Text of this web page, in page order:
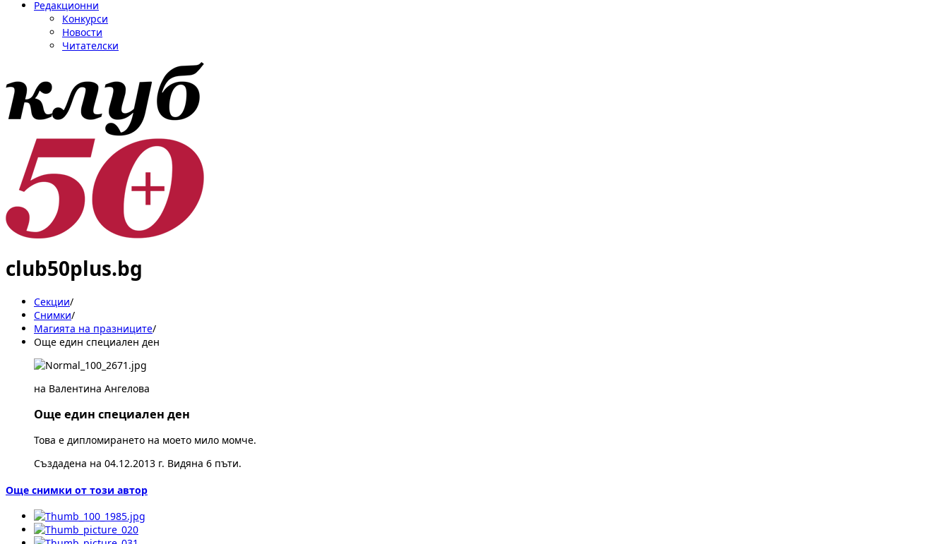
Редакционни
Конкурси
Новости
Читателски
club50plus.bg
Секции/
Снимки/
Магията на празниците/
Още един специален ден
на Валентина Ангелова
Още един специален ден
Това е дипломирането на моето мило момче.
Създадена на 04.12.2013 г. Видяна 6 пъти.
Още снимки от този автор